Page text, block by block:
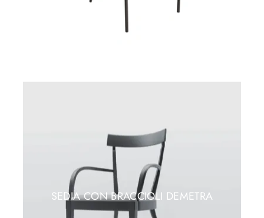
SEDIA CON BRACCIOLI DEMETRA